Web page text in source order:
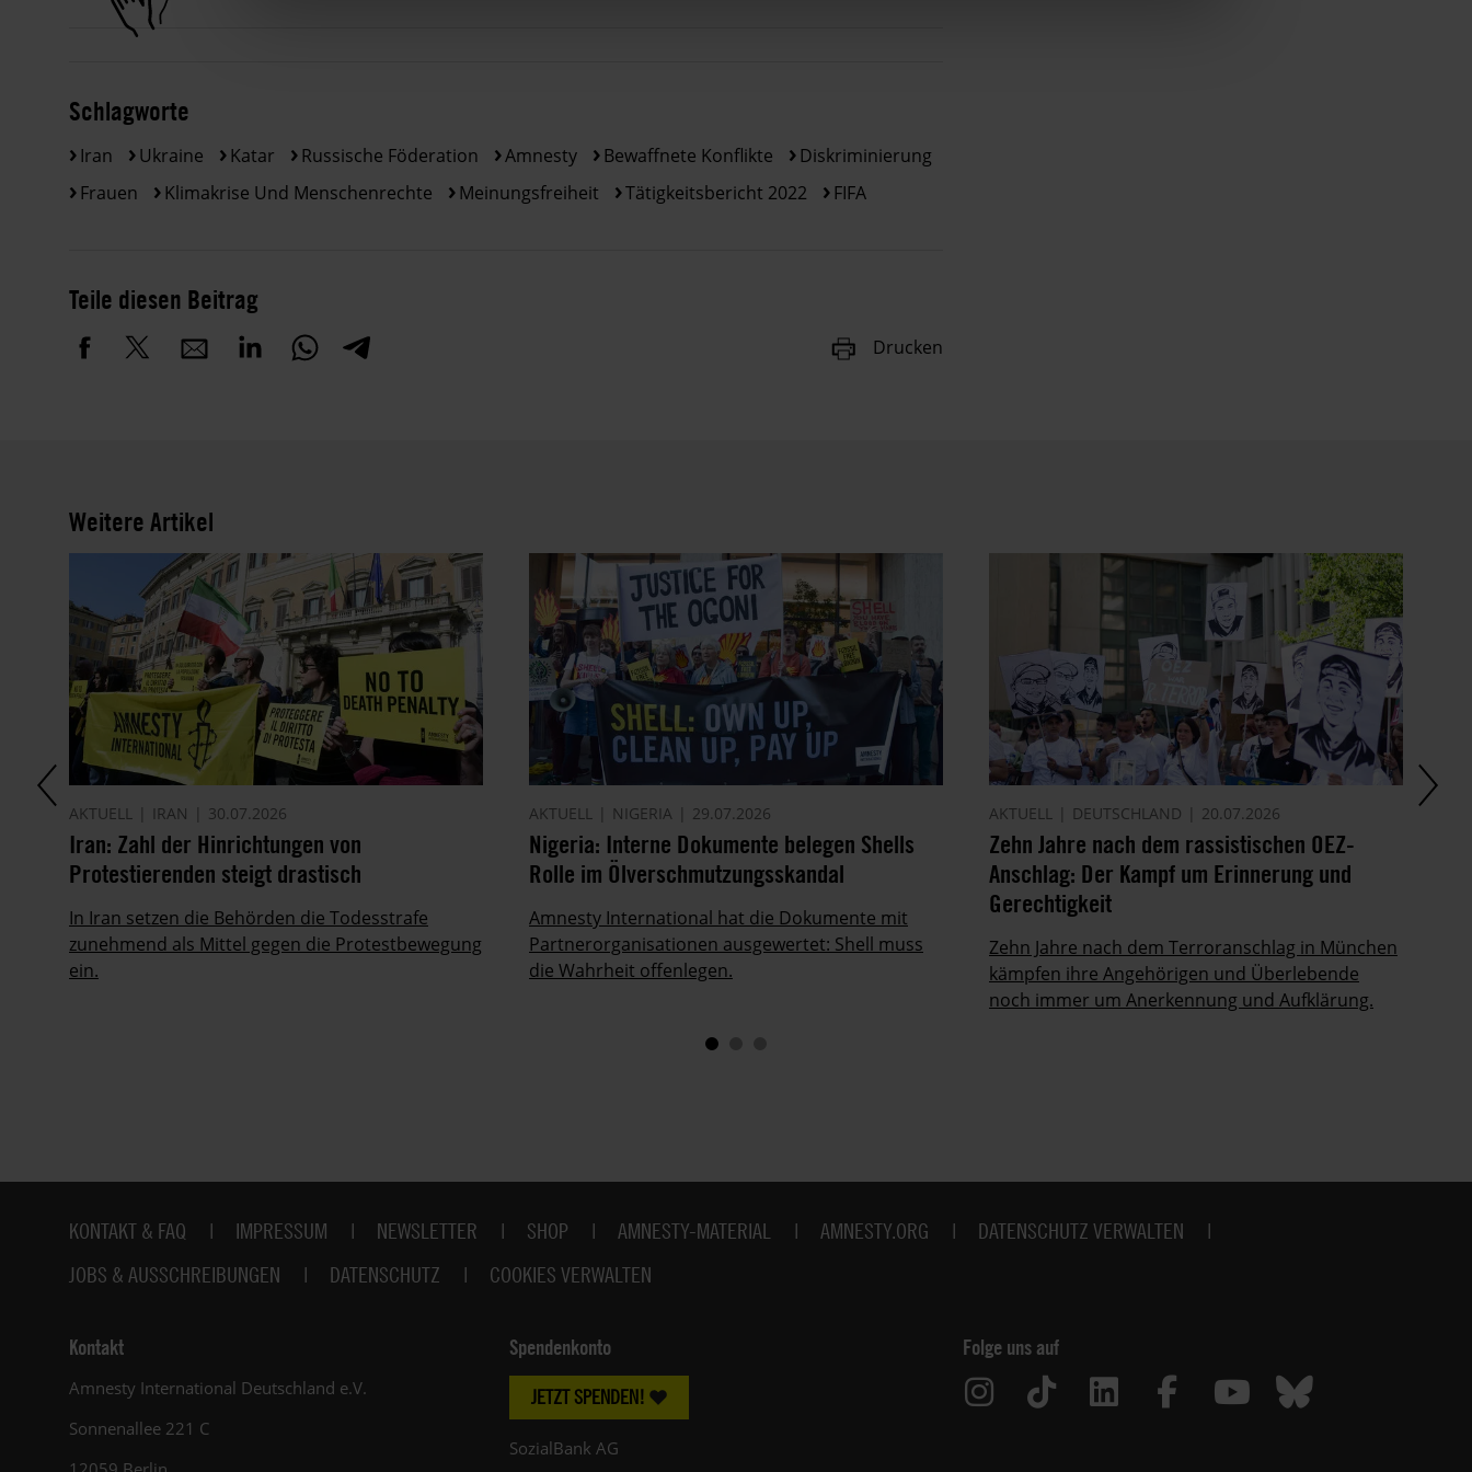
Schlagworte
Iran Ukraine Katar Russische Föderation Amnesty Bewaffnete Konflikte
Diskriminierung
Frauen
Klimakrise Und Menschenrechte Meinungsfreiheit Tätigkeitsbericht 2022 FIFA
Teile diesen Beitrag
Drucken
Weitere Artikel
AKTUELL IRAN 30.07.2026
Iran: Zahl der Hinrichtungen von
Protestierenden steigt drastisch
In Iran setzen die Behörden die Todesstrafe
zunehmend als Mittel gegen die Protestbewegung
ein.
AKTUELL NIGERIA 29.07.2026
Nigeria: Interne Dokumente belegen Shells
Rolle im Ölverschmutzungsskandal
Amnesty International hat die Dokumente mit
Partnerorganisationen ausgewertet: Shell muss
die Wahrheit offenlegen.
AKTUELL DEUTSCHLAND 20.07.2026
Zehn Jahre nach dem rassistischen OEZ-
Anschlag: Der Kampf um Erinnerung und
Gerechtigkeit
Zehn Jahre nach dem Terroranschlag in München
kämpfen ihre Angehörigen und Überlebende
noch immer um Anerkennung und Aufklärung.
Fußbereich
KONTAKT & FAQ IMPRESSUM NEWSLETTER SHOP AMNESTY-MATERIAL AMNESTY.ORG
DATENSCHUTZ VERWALTEN
JOBS & AUSSCHREIBUNGEN
DATENSCHUTZ COOKIES VERWALTEN
Kontakt
Amnesty International Deutschland e.V.
Sonnenallee 221 C
Spendenkonto
JETZT SPENDEN!
SozialBank AG
Folge uns auf